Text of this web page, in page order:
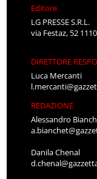
Editore
LG PRESSE S.R.L.
via Festaz, 52
DIRETTORE
Luca Mercanti
REDAZIONE
Alessandro
Danila Chenal